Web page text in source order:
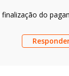
do